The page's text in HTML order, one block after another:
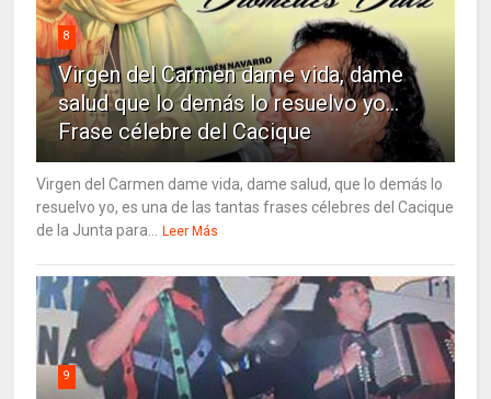
8
Virgen del Carmen dame vida, dame
salud que lo demás lo resuelvo yo…
Frase célebre del Cacique
Virgen del Carmen dame vida, dame salud, que lo demás lo
resuelvo yo, es una de las tantas frases célebres del Cacique
de la Junta para...
Leer Más
9